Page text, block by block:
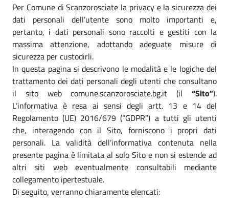
Per Comune di Scanzorosciate la privacy e la sicurezza dei
dati personali dell’utente sono molto importanti e,
pertanto, i dati personali sono raccolti e gestiti con la
massima attenzione, adottando adeguate misure di
sicurezza per custodirli.
In questa pagina si descrivono le modalità e le logiche del
trattamento dei dati personali degli utenti che consultano
il sito web comune.scanzorosciate.bg.it (il “Sito”).
L’informativa è resa ai sensi degli artt. 13 e 14 del
Regolamento (UE) 2016/679 (“GDPR”) a tutti gli utenti
che, interagendo con il Sito, forniscono i propri dati
personali. La validità dell’informativa contenuta nella
presente pagina è limitata al solo Sito e non si estende ad
altri siti web eventualmente consultabili mediante
collegamento ipertestuale.
Di seguito, verranno chiaramente elencati: